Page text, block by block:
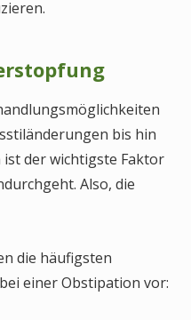
bis hin
der wichtigste Faktor
Also, die
die häufigsten
einer Obstipation vor: